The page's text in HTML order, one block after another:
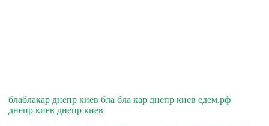
блаблакар днепр киев бла бла кар днепр киев едем.рф
днепр киев днепр киев